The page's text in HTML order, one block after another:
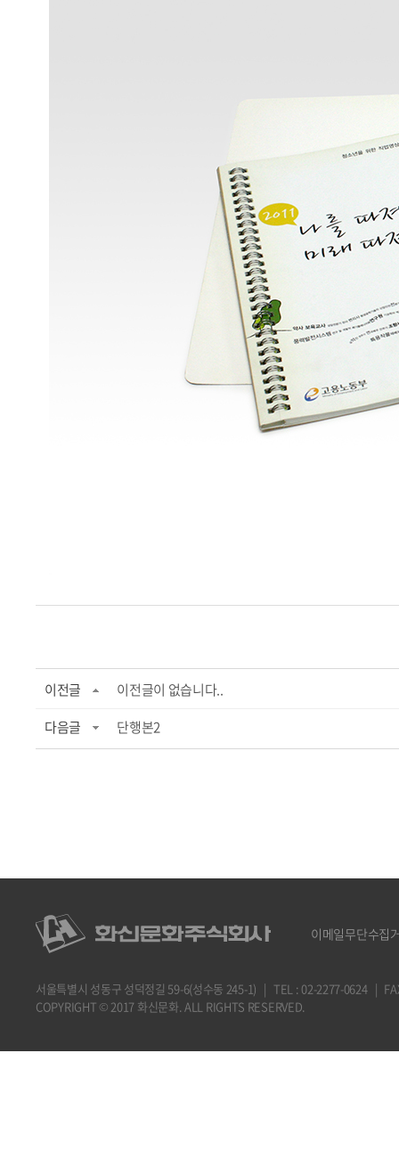
이전글
이전글이 없습니다..
다음글
단행본2
이메일무단수집
서울특별시 성동구 성덕정길 59-6(성수동 245-1) | TEL : 02-2277-0624
COPYRIGHT © 2017 화신문화. ALL RIGHTS RESERVED.